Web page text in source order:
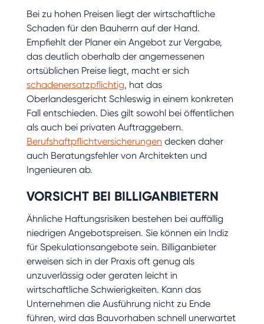
Bei zu hohen Preisen liegt der wirtschaftliche
Schaden für den Bauherrn auf der Hand.
Empfiehlt der Planer ein Angebot zur Vergabe,
das deutlich oberhalb der angemessenen
ortsüblichen Preise liegt, macht er sich
schadenersatzpflichtig, hat das
Oberlandesgericht Schleswig in einem konkreten
Fall entschieden. Dies gilt sowohl bei öffentlichen
als auch bei privaten Auftraggebern.
Berufshaftpflichtversicherungen decken daher
auch Beratungsfehler von Architekten und
Ingenieuren ab.
VORSICHT BEI BILLIGANBIETERN
Ähnliche Haftungsrisiken bestehen bei auffällig
niedrigen Angebotspreisen. Sie können ein Indiz
für Spekulationsangebote sein. Billiganbieter
erweisen sich in der Praxis oft genug als
unzuverlässig oder geraten leicht in
wirtschaftliche Schwierigkeiten. Kann das
Unternehmen die Ausführung nicht zu Ende
führen, wird das Bauvorhaben schnell unerwartet